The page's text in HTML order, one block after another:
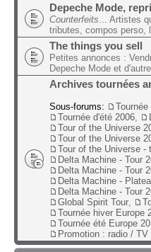
Depeche Mode,
Counterfeits ... Artistes
tributes, compos perso,
The things you sell
Petites annonces :
Depeche Mode et
Archives tournées
Sous-forums: Tournée
Tournée d'été 2006
Tour of the Universe
Tour of the Universe
Tour of the Universe -
Delta Machine - Tour
Delta Machine - Tour
Delta Machine -
Delta Machine - Tour
Global Spirit Tour
Tournée hiver Europe
Tournée été Europe
Promotion : radio /